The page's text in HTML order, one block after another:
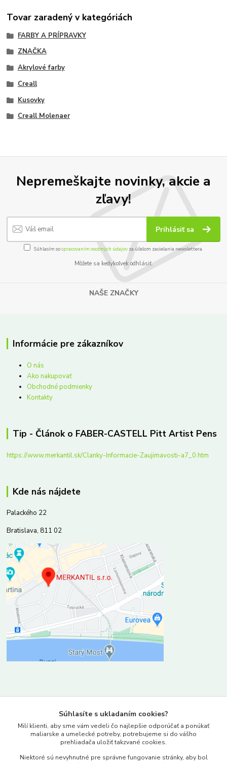
Tovar zaradený v kategóriách
FARBY A PRÍPRAVKY
ZNAČKA
Akrylové farby
Creall
Kusovky
Creall Molenaer
Nepremeškajte novinky, akcie a
zľavy!
Prihlásiť sa
Súhlasím sospracovaním osobných údajov za účelom zasielania newslettera.
Môžete sa kedykoľvek odhlásiť.
NAŠE ZNAČKY
Informácie pre zákazníkov
O nás
Ako nakupovať
Obchodné podmienky
Kontakty
Tip - Článok o FABER-CASTELL Pitt Artist Pens
https://www.merkantil.sk/Clanky-Informacie-Zaujimavosti-a7_0.htm
Kde nás nájdete
Palackého 22
Bratislava, 811 02
www.merkantil.sk
Pondelok-Piatok: 9.00-17.00hod.
Súhlasíte s ukladaním cookies?
Milí klienti, aby sme vám vedeli čo najlepšie odporúčať a ponúkať
maliarske a umelecké potreby, potrebujeme si do vášho
prehliadača uložiť takzvané cookies.
Niektoré sú nevyhnutné pre správne fungovanie stránky, aby bol